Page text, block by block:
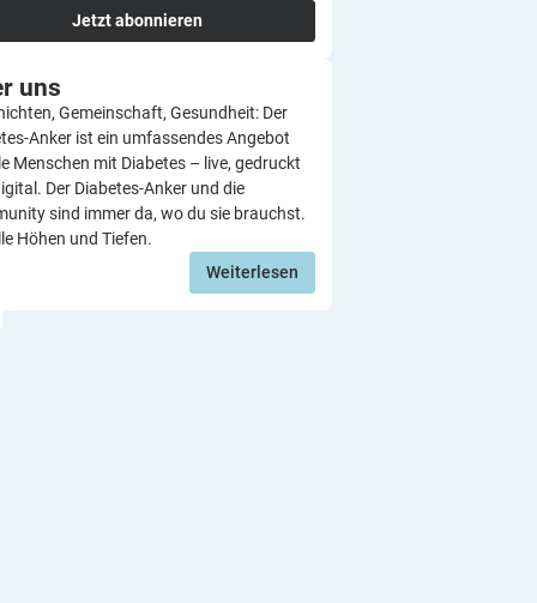
Jetzt abonnieren
uns
Gemeinschaft, Gesundheit: Der
Anker ist ein umfassendes Angebot
Menschen mit Diabetes – live, gedruckt
Der Diabetes-Anker und die
sind immer da, wo du sie brauchst.
Höhen und Tiefen.
Weiterlesen